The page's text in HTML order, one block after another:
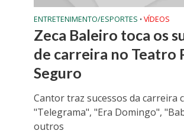
ENTRETENIMENTO/ESPORTES • VÍDEOS
Zeca Baleiro toca os
de carreira no Teatro
Seguro
Cantor traz sucessos da carreira
"Telegrama", "Era Domingo",
outros